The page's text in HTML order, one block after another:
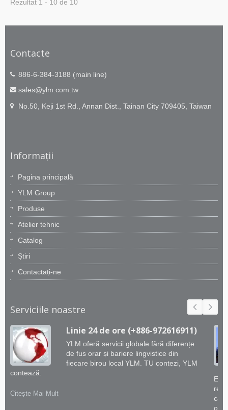
Rezultat 1 - 10 de 10
Contacte
886-6-384-3188 (main line)
sales@ylm.com.tw
No.50, Keji 1st Rd., Annan Dist., Tainan City 709405, Taiwan
Informații
Pagina principală
YLM Group
Produse
Atelier tehnic
Catalog
Știri
Contactați-ne
Serviciile noastre
Linie 24 de ore (+886-972616911)
YLM oferă servicii globale fără diferențe
de fus orar și bariere lingvistice din
fiecare birou local YLM. TU contezi, YLM
contează.
Citește Mai Mult